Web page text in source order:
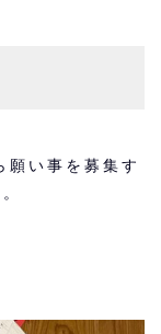
願い事を募集す